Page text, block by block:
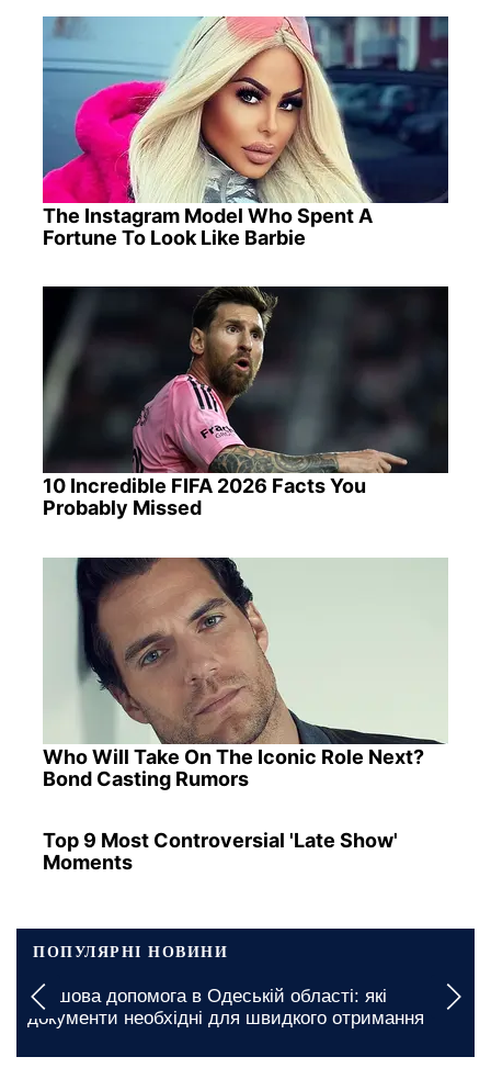
The Instagram Model Who Spent A
Fortune To Look Like Barbie
10 Incredible FIFA 2026 Facts You
Probably Missed
Who Will Take On The Iconic Role Next?
Bond Casting Rumors
Top 9 Most Controversial 'Late Show'
Moments
ПОПУЛЯРНІ НОВИНИ
Безкоштовні продукти для ВПО та пенсіонерів у
Харкові: куди звертатися для отримання життєво
важливої допомоги